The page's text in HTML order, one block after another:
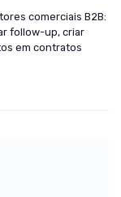
comerciais B2B:
follow-up, criar
em contratos